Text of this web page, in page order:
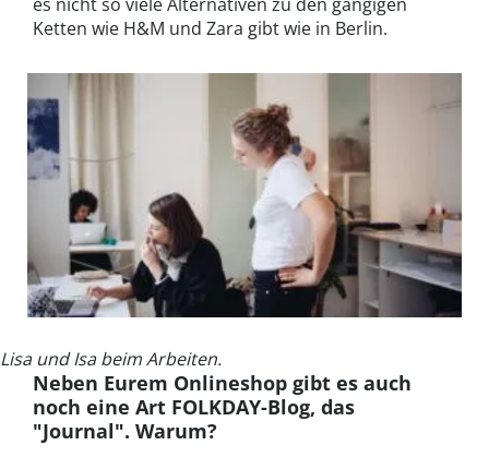
Ketten wie H&M und Zara gibt wie in Berlin.
Lisa und Isa beim Arbeiten.
Neben Eurem Onlineshop gibt es auch
noch eine Art FOLKDAY-Blog, das
"Journal". Warum?